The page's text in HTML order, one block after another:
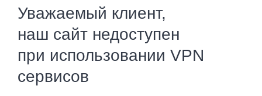
Уважаемый клиент,
наш сайт недоступен
при использовании VPN
сервисов